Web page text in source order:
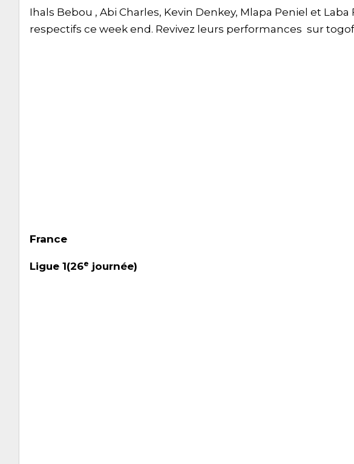
Ihals Bebou , Abi Charles, Kevin Denkey, Mlapa Peniel et
respectifs ce week end. Revivez leurs performances sur
France
Ligue 1(26e journée)